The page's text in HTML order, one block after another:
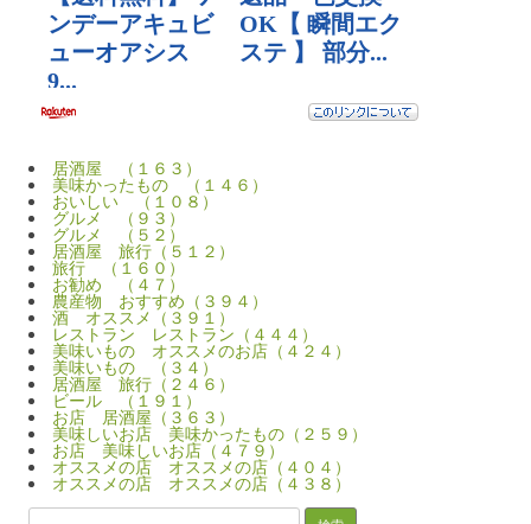
居酒屋 （１６３）
美味かったもの （１４６）
おいしい （１０８）
グルメ （９３）
グルメ （５２）
居酒屋 旅行（５１２）
旅行 （１６０）
お勧め （４７）
農産物 おすすめ（３９４）
酒 オススメ（３９１）
レストラン レストラン（４４４）
美味いもの オススメのお店（４２４）
美味いもの （３４）
居酒屋 旅行（２４６）
ビール （１９１）
お店 居酒屋（３６３）
美味しいお店 美味かったもの（２５９）
お店 美味しいお店（４７９）
オススメの店 オススメの店（４０４）
オススメの店 オススメの店（４３８）